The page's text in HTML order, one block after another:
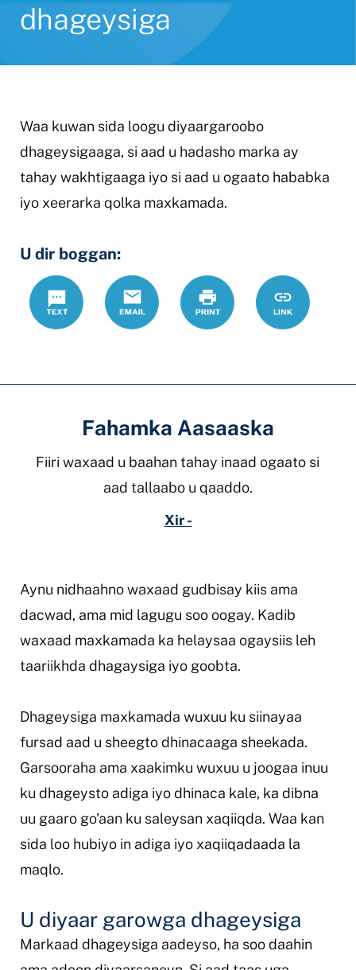
dhageysiga
Waa kuwan sida loogu diyaargaroobo
dhageysigaaga, si aad u hadasho marka ay
tahay wakhtigaaga iyo si aad u ogaato hababka
iyo xeerarka qolka maxkamada.
U dir boggan:
Text
Email Daabac https://
Link
Fahamka Aasaaska
Fiiri waxaad u baahan tahay inaad ogaato si
aad tallaabo u qaaddo.
Xir -
Aynu nidhaahno waxaad gudbisay kiis ama
dacwad, ama mid lagugu soo oogay. Kadib
waxaad maxkamada ka helaysaa ogaysiis leh
taariikhda dhagaysiga iyo goobta.
Dhageysiga maxkamada wuxuu ku siinayaa
fursad aad u sheegto dhinacaaga sheekada.
Garsooraha ama xaakimku wuxuu u joogaa inuu
ku dhageysto adiga iyo dhinaca kale, ka dibna
uu gaaro go'aan ku saleysan xaqiiqda. Waa kan
sida loo hubiyo in adiga iyo xaqiiqadaada la
maqlo.
U diyaar garowga dhageysiga
Markaad dhageysiga aadeyso, ha soo daahin